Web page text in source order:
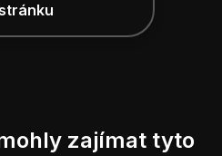
stránku
zajímat tyto